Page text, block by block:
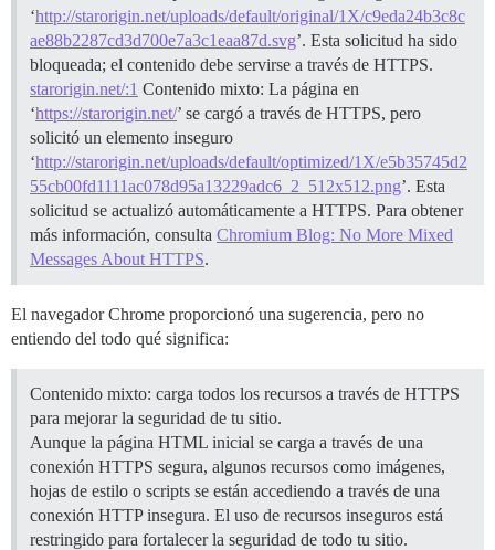
‘http://starorigin.net/uploads/default/original/1X/c9eda24b3c8c
ae88b2287cd3d700e7a3c1eaa87d.svg’. Esta solicitud ha sido
bloqueada; el contenido debe servirse a través de HTTPS.
starorigin.net/:1 Contenido mixto: La página en
‘https://starorigin.net/’ se cargó a través de HTTPS, pero
solicitó un elemento inseguro
‘http://starorigin.net/uploads/default/optimized/1X/e5b35745d2
55cb00fd1111ac078d95a13229adc6_2_512x512.png’. Esta
solicitud se actualizó automáticamente a HTTPS. Para obtener
más información, consulta Chromium Blog: No More Mixed
Messages About HTTPS.
El navegador Chrome proporcionó una sugerencia, pero no
entiendo del todo qué significa:
Contenido mixto: carga todos los recursos a través de HTTPS
para mejorar la seguridad de tu sitio.
Aunque la página HTML inicial se carga a través de una
conexión HTTPS segura, algunos recursos como imágenes,
hojas de estilo o scripts se están accediendo a través de una
conexión HTTP insegura. El uso de recursos inseguros está
restringido para fortalecer la seguridad de todo tu sitio.